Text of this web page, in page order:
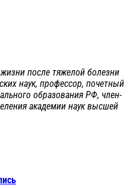
после тяжелой болезни
наук, профессор, почетный
образования РФ, член-
академии наук высшей